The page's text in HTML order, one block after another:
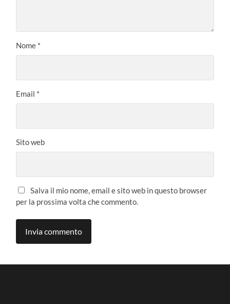
Nome *
Email *
Sito web
Salva il mio nome, email e sito web in questo browser
per la prossima volta che commento.